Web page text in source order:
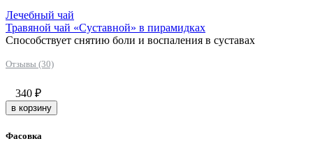
Лечебный чай
Травяной чай «Суставной» в пирамидках
Способствует снятию боли и воспаления в суставах
Отзывы (30)
340 ₽
в корзину
Фасовка